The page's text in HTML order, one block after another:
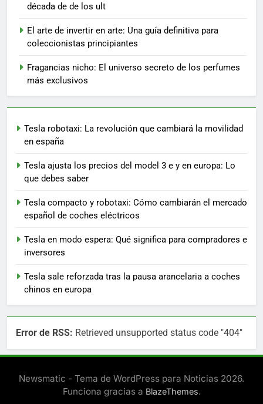
década de de los ult
El arte de invertir en arte: Una guía definitiva para
coleccionistas principiantes
Fragancias nicho: El universo secreto de los perfumes
más exclusivos
Tesla robotaxi: La revolución que cambiará la movilidad
en españa
Tesla ajusta los precios del model 3 e y en europa: Lo
que debes saber
Tesla compacto y robotaxi: Cómo cambiarán el mercado
español de coches eléctricos
Tesla en modo espera: Qué significa para compradores e
inversores
Tesla sale reforzada tras la pausa arancelaria a coches
chinos en europa
Error de RSS: Retrieved unsupported status code "404"
Newsmatic - Tema de WordPress para Noticias 2026.
Funciona gracias a BlazeThemes.